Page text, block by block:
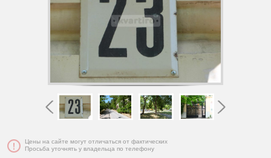
Цены на сайте могут отличаться от фактических
Просьба уточнять у владельца по телефону